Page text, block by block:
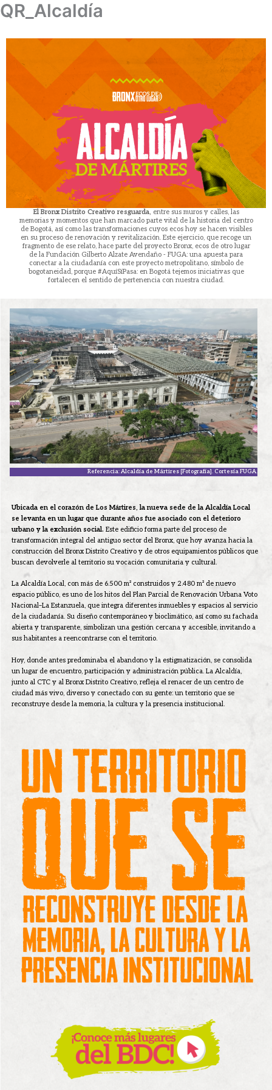
Ir
contenido
QR_Alcaldía
El Bronx Distrito Creativo resguarda, entre sus muros y calles, las
memorias y momentos que han marcado parte vital de la historia del centro
de Bogotá, así como las transformaciones cuyos ecos hoy se hacen visibles
en su proceso de renovación y revitalización. Este ejercicio, que recoge un
fragmento de ese relato, hace parte del proyecto Bronx, ecos de otro lugar
de la Fundación Gilberto Alzate Avendaño - FUGA: una apuesta para
conectar a la ciudadanía con este proyecto metropolitano, símbolo de
bogotaneidad, porque #AquíSíPasa: en Bogotá tejemos iniciativas que
fortalecen el sentido de pertenencia con nuestra ciudad.
Referencia: Alcaldía de Mártires [Fotografía]. Cortesía FUGA.
Ubicada en el corazón de Los Mártires, la nueva sede de la Alcaldía Local
se levanta en un lugar que durante años fue asociado con el deterioro
urbano y la exclusión social. Este edificio forma parte del proceso de
transformación integral del antiguo sector del Bronx, que hoy avanza hacia la
construcción del Bronx Distrito Creativo y de otros equipamientos públicos que
buscan devolverle al territorio su vocación comunitaria y cultural.
La Alcaldía Local, con más de 6.500 m² construidos y 2.480 m² de nuevo
espacio público, es uno de los hitos del Plan Parcial de Renovación Urbana Voto
Nacional–La Estanzuela, que integra diferentes inmuebles y espacios al servicio
de la ciudadanía. Su diseño contemporáneo y bioclimático, así como su fachada
abierta y transparente, simbolizan una gestión cercana y accesible, invitando a
sus habitantes a reencontrarse con el territorio.
Hoy, donde antes predominaba el abandono y la estigmatización, se consolida
un lugar de encuentro, participación y administración pública. La Alcaldía,
junto al CTC y al Bronx Distrito Creativo, refleja el renacer de un centro de
ciudad más vivo, diverso y conectado con su gente: un territorio que se
reconstruye desde la memoria, la cultura y la presencia institucional.